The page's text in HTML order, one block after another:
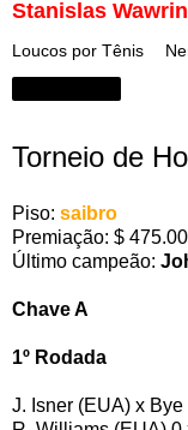
Stanislas
Loucos por Tênis
Torneio de
Piso: saibro
Premiação: $
Último campeão:
Chave A
1º Rodada
J. Isner (EUA) x Bye